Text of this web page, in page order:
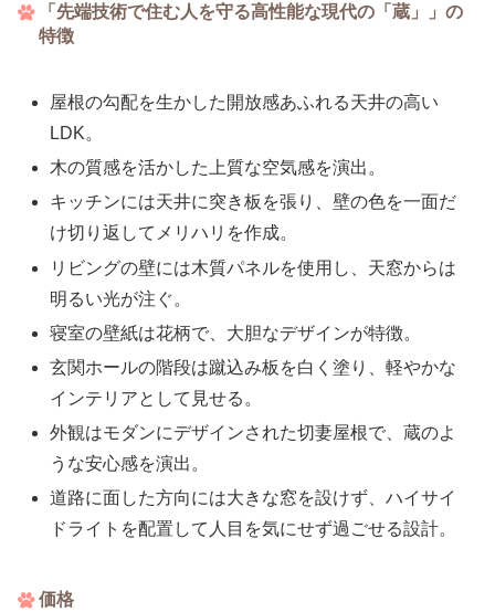
「先端技術で住む人を守る高性能な現代の「蔵」」の
特徴
屋根の勾配を生かした開放感あふれる天井の高い
LDK。
木の質感を活かした上質な空気感を演出。
キッチンには天井に突き板を張り、壁の色を一面だ
け切り返してメリハリを作成。
リビングの壁には木質パネルを使用し、天窓からは
明るい光が注ぐ。
寝室の壁紙は花柄で、大胆なデザインが特徴。
玄関ホールの階段は蹴込み板を白く塗り、軽やかな
インテリアとして見せる。
外観はモダンにデザインされた切妻屋根で、蔵のよ
うな安心感を演出。
道路に面した方向には大きな窓を設けず、ハイサイ
ドライトを配置して人目を気にせず過ごせる設計。
価格